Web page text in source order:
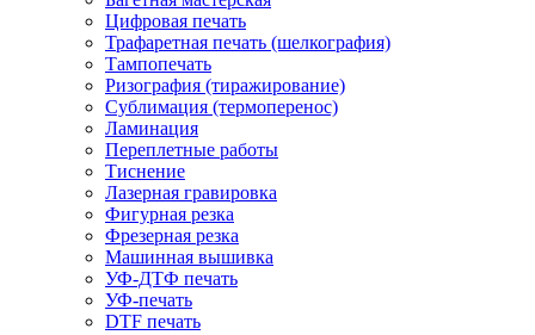
Цифровая печать
Трафаретная печать (шелкография)
Тампопечать
Ризография (тиражирование)
Сублимация (термоперенос)
Ламинация
Переплетные работы
Тиснение
Лазерная гравировка
Фигурная резка
Фрезерная резка
Машинная вышивка
УФ-ДТФ печать
УФ-печать
DTF печать